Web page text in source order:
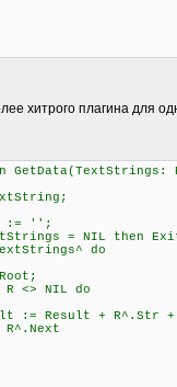
хитрого плагина для
:= '';
= NIL then
do
<> NIL do
:= Result + R^.Str +